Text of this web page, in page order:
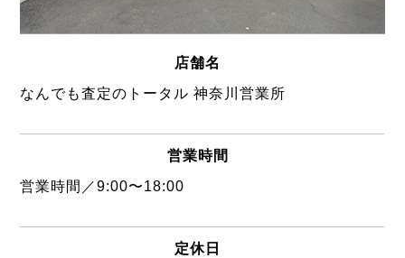
店舗名
なんでも査定のトータル 神奈川営業所
営業時間
営業時間／9:00〜18:00
定休日